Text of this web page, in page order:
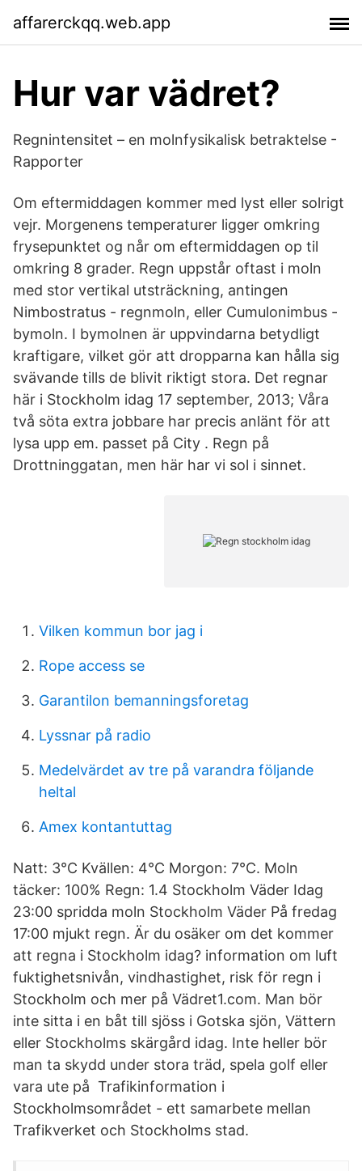
affarerckqq.web.app
Hur var vädret?
Regnintensitet – en molnfysikalisk betraktelse -
Rapporter
Om eftermiddagen kommer med lyst eller solrigt
vejr. Morgenens temperaturer ligger omkring
frysepunktet og når om eftermiddagen op til
omkring 8 grader. Regn uppstår oftast i moln
med stor vertikal utsträckning, antingen
Nimbostratus - regnmoln, eller Cumulonimbus -
bymoln. I bymolnen är uppvindarna betydligt
kraftigare, vilket gör att dropparna kan hålla sig
svävande tills de blivit riktigt stora. Det regnar
här i Stockholm idag 17 september, 2013; Våra
två söta extra jobbare har precis anlänt för att
lysa upp em. passet på City . Regn på
Drottninggatan, men här har vi sol i sinnet.
Vilken kommun bor jag i
Rope access se
Garantilon bemanningsforetag
Lyssnar på radio
Medelvärdet av tre på varandra följande
heltal
Amex kontantuttag
Natt: 3℃ Kvällen: 4℃ Morgon: 7℃. Moln
täcker: 100% Regn: 1.4 Stockholm Väder Idag
23:00 spridda moln Stockholm Väder På fredag
17:00 mjukt regn. Är du osäker om det kommer
att regna i Stockholm idag? information om luft
fuktighetsnivån, vindhastighet, risk för regn i
Stockholm och mer på Vädret1.com. Man bör
inte sitta i en båt till sjöss i Gotska sjön, Vättern
eller Stockholms skärgård idag. Inte heller bör
man ta skydd under stora träd, spela golf eller
vara ute på Trafikinformation i
Stockholmsområdet - ett samarbete mellan
Trafikverket och Stockholms stad.